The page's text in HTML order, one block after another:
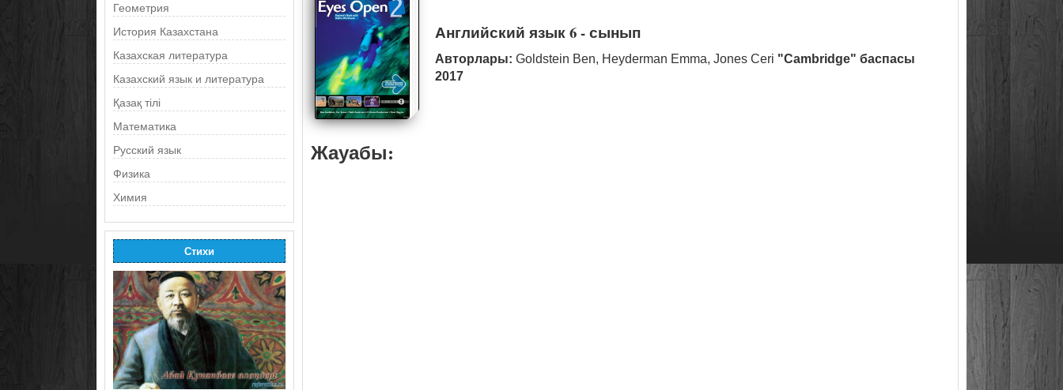
Геометрия
История Казахстана
Казахская литература
Казахский язык и литература
Қазақ тілі
Математика
Русский язык
Физика
Химия
Стихи
Английский язык 6 - сынып
Авторлары: Goldstein Ben, Heyderman Emma, Jones Ceri "Cambridge" баспасы
2017
Жауабы: